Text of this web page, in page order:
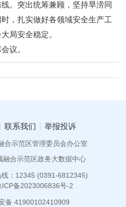
。突出统筹兼顾，坚持旱涝同
，扎实做好各领域安全生产工
局安全稳定。
议。
联系我们 举报投诉
合示范区管理委员会办公室
融合示范区政务大数据中心
：12345 (0391-6812345)
ICP备2023006836号-2
备 41900102410909